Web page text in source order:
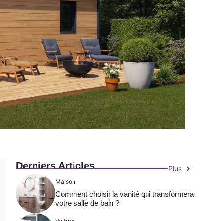
Derniers Articles Plus
Maison
Comment choisir la vanité qui transformera
votre salle de bain ?